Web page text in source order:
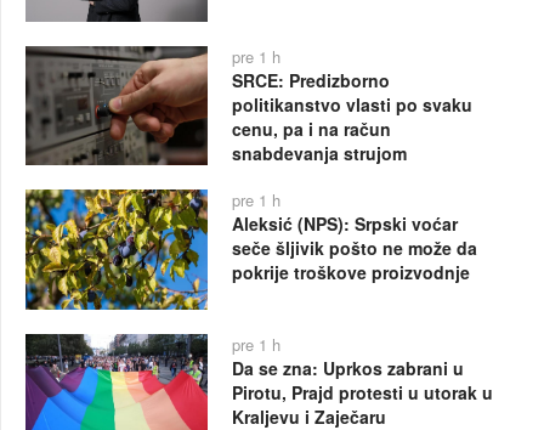
pre 1 h
SRCE: Predizborno
politikanstvo vlasti po svaku
cenu, pa i na račun
snabdevanja strujom
pre 1 h
Aleksić (NPS): Srpski voćar
seče šljivik pošto ne može da
pokrije troškove proizvodnje
pre 1 h
Da se zna: Uprkos zabrani u
Pirotu, Prajd protesti u utorak u
Kraljevu i Zaječaru